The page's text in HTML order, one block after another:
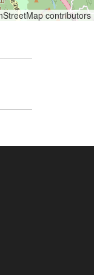
contributors